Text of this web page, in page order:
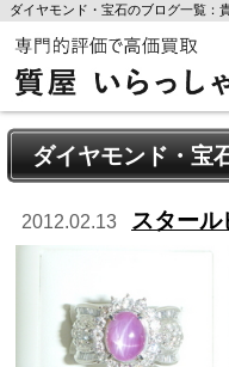
ダイヤモンド・宝石のブログ一覧：
ダイヤモンド・宝
2012.02.13 スタール